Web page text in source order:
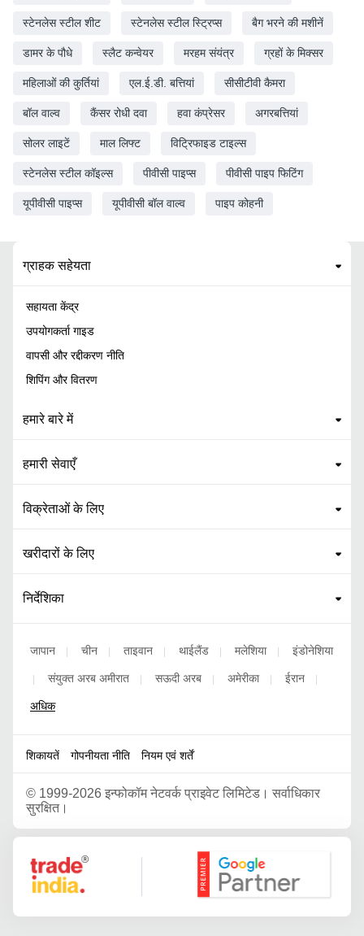
स्टेनलेस स्टील शीट स्टेनलेस स्टील स्ट्रिप्स बैग भरने की मशीनें
डामर के पौधे स्लैट कन्वेयर मरहम संयंत्र ग्रहों के मिक्सर
महिलाओं की कुर्तियां एल.ई.डी. बत्तियां सीसीटीवी कैमरा
बॉल वाल्व कैंसर रोधी दवा हवा कंप्रेसर अगरबत्तियां
सोलर लाइटें माल लिफ्ट विट्रिफाइड टाइल्स
स्टेनलेस स्टील कॉइल्स पीवीसी पाइप्स पीवीसी पाइप फिटिंग
यूपीवीसी पाइप्स यूपीवीसी बॉल वाल्व पाइप कोहनी
ग्राहक सहेयता
सहायता केंद्र
उपयोगकर्ता गाइड
वापसी और रद्दीकरण नीति
शिपिंग और वितरण
हमारे बारे में
हमारी सेवाएँ
विक्रेताओं के लिए
खरीदारों के लिए
निर्देशिका
जापान चीन ताइवान थाईलैंड मलेशिया इंडोनेशिया
संयुक्त अरब अमीरात सऊदी अरब अमेरीका ईरान
अधिक
शिकायतें गोपनीयता नीति नियम एवं शर्तें
© 1999-2026 इन्फोकॉम नेटवर्क प्राइवेट लिमिटेड। सर्वाधिकार
सुरक्षित।
Google Partner